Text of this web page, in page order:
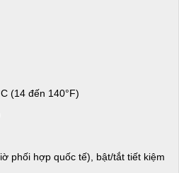
(14 đến 140°F)
phối hợp quốc tế), bật/tắt tiết kiệm